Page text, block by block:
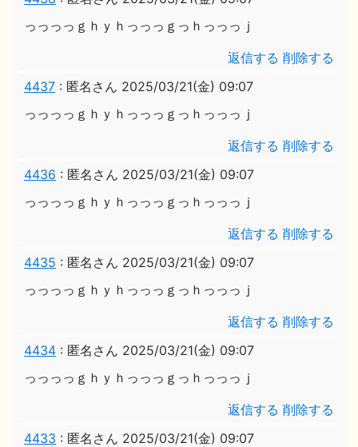
っっっっｇｈｙｈっっっｇっｈっっっｊ
返信する 削除する
4437 : 匿名さん 2025/03/21(金) 09:07
っっっっｇｈｙｈっっっｇっｈっっっｊ
返信する 削除する
4436 : 匿名さん 2025/03/21(金) 09:07
っっっっｇｈｙｈっっっｇっｈっっっｊ
返信する 削除する
4435 : 匿名さん 2025/03/21(金) 09:07
っっっっｇｈｙｈっっっｇっｈっっっｊ
返信する 削除する
4434 : 匿名さん 2025/03/21(金) 09:07
っっっっｇｈｙｈっっっｇっｈっっっｊ
返信する 削除する
4433 : 匿名さん 2025/03/21(金) 09:07